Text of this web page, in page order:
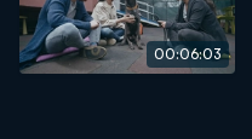
00:06:03